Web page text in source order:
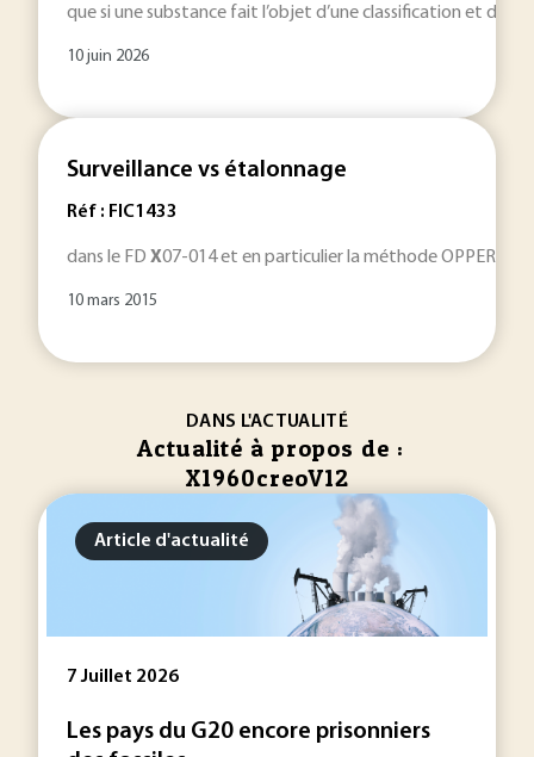
que si une substance fait l’objet d’une classification et
10 juin 2026
Surveillance vs étalonnage
Réf : FIC1433
dans le FD X07-014 et en particulier la méthode OPPERET.
10 mars 2015
DANS L'ACTUALITÉ
Actualité à propos de :
X1960creoV12
Article d'actualité
7 Juillet 2026
Les pays du G20 encore prisonniers